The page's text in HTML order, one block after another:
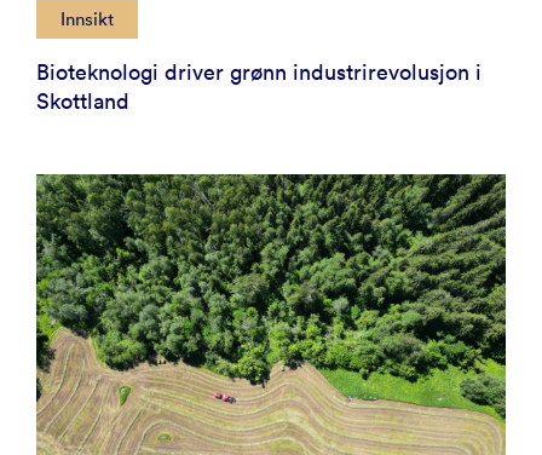
Innsikt
Bioteknologi driver grønn industrirevolusjon i
Skottland